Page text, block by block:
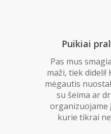
Puikiai
Pas mus
maži, tiek dideli!
mėgautis
su šeima ar
organizuojame
kurie tikrai